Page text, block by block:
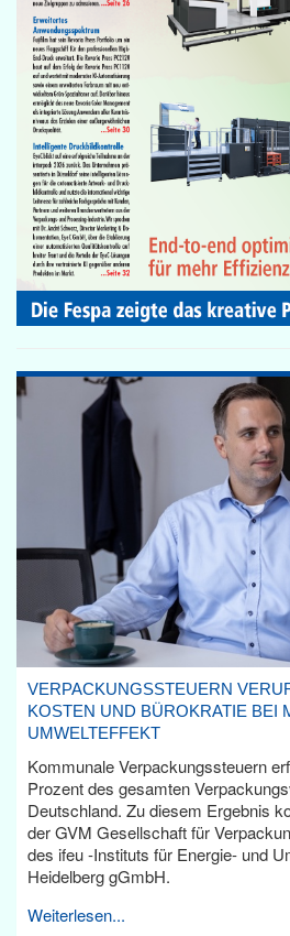
VERPACKUNGSSTEUERN
KOSTEN UND BÜROKRATIE BEI
UMWELTEFFEKT
Kommunale Verpackungssteuern
Prozent des gesamten
Deutschland. Zu diesem Ergebnis
der GVM Gesellschaft für
des ifeu -Instituts für Energie- und
Heidelberg gGmbH.
Weiterlesen...